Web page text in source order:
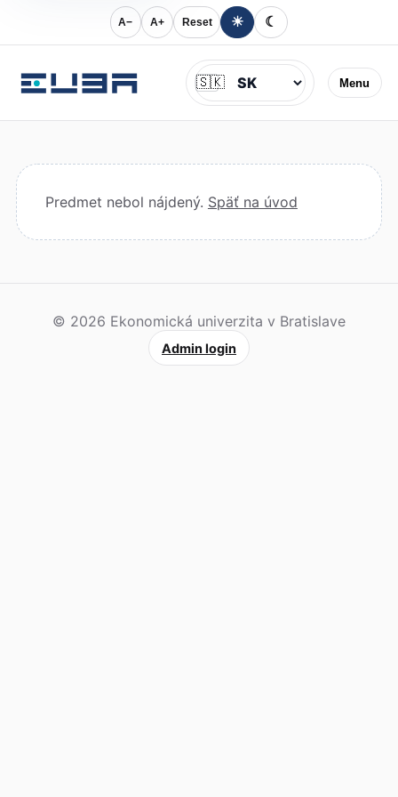
A− A+ Reset ☀ ☾
Menu
Jazyk
🇸🇰
Predmet nebol nájdený. Späť na úvod
© 2026 Ekonomická univerzita v Bratislave
Admin login